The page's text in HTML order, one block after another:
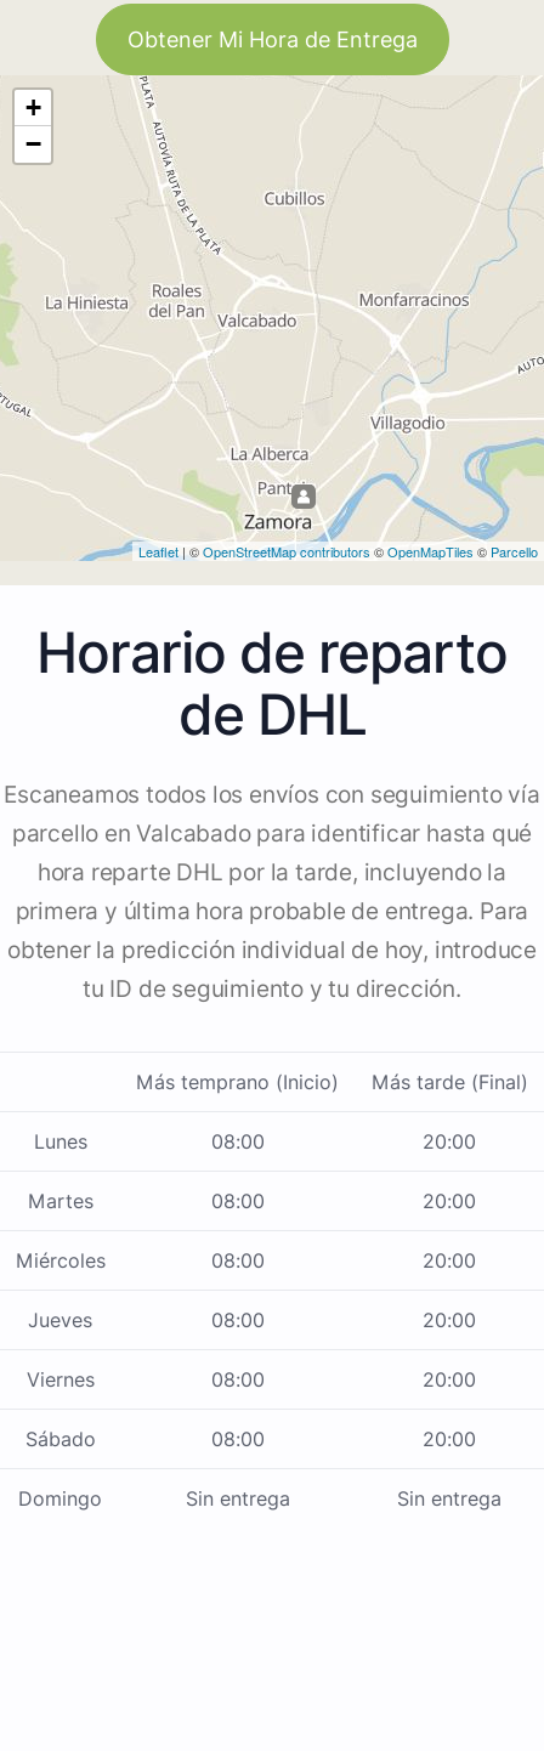
Obtener Mi Hora de Entrega
+
−
Leaflet| ©OpenStreetMap contributors ©OpenMapTiles © Parcello
Horario de reparto
de DHL
Escaneamos todos los envíos con seguimiento vía
parcello en Valcabado para identificar hasta qué
hora reparte DHL por la tarde, incluyendo la
primera y última hora probable de entrega. Para
obtener la predicción individual de hoy, introduce
tu ID de seguimiento y tu dirección.
Más temprano (Inicio) Más tarde (Final)
Lunes 08:00 20:00
Martes 08:00 20:00
Miércoles 08:00 20:00
Jueves 08:00 20:00
Viernes 08:00 20:00
Sábado 08:00 20:00
Domingo Sin entrega Sin entrega